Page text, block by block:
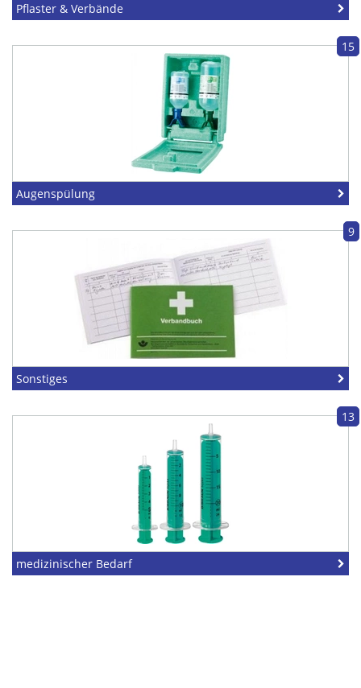
Pflaster & Verbände
15
Augenspülung
9
Sonstiges
13
medizinischer Bedarf